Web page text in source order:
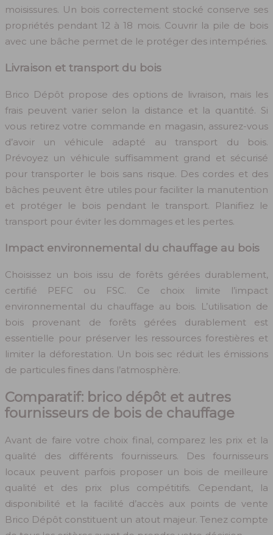
moisissures. Un bois correctement stocké conserve ses
propriétés pendant 12 à 18 mois. Couvrir la pile de bois
avec une bâche permet de le protéger des intempéries.
Livraison et transport du bois
Brico Dépôt propose des options de livraison, mais les
frais peuvent varier selon la distance et la quantité. Si
vous retirez votre commande en magasin, assurez-vous
d’avoir un véhicule adapté au transport du bois.
Prévoyez un véhicule suffisamment grand et sécurisé
pour transporter le bois sans risque. Des cordes et des
bâches peuvent être utiles pour faciliter la manutention
et protéger le bois pendant le transport. Planifiez le
transport pour éviter les dommages et les pertes.
Impact environnemental du chauffage au bois
Choisissez un bois issu de forêts gérées durablement,
certifié PEFC ou FSC. Ce choix limite l’impact
environnemental du chauffage au bois. L’utilisation de
bois provenant de forêts gérées durablement est
essentielle pour préserver les ressources forestières et
limiter la déforestation. Un bois sec réduit les émissions
de particules fines dans l’atmosphère.
Comparatif: brico dépôt et autres
fournisseurs de bois de chauffage
Avant de faire votre choix final, comparez les prix et la
qualité des différents fournisseurs. Des fournisseurs
locaux peuvent parfois proposer un bois de meilleure
qualité et des prix plus compétitifs. Cependant, la
disponibilité et la facilité d’accès aux points de vente
Brico Dépôt constituent un atout majeur. Tenez compte